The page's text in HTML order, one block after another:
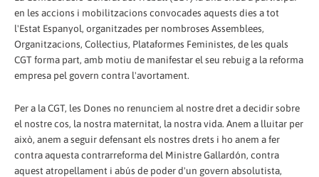
en les accions i mobilitzacions convocades aquests dies a tot
l'Estat Espanyol, organitzades per nombroses Assemblees,
Organitzacions, Col·lectius, Plataformes Feministes, de les quals
CGT forma part, amb motiu de manifestar el seu rebuig a la reforma
empresa pel govern contra l'avortament.
Per a la CGT, les Dones no renunciem al nostre dret a decidir sobre
el nostre cos, la nostra maternitat, la nostra vida. Anem a lluitar per
això, anem a seguir defensant els nostres drets i ho anem a fer
contra aquesta contrarreforma del Ministre Gallardón, contra
aquest atropellament i abús de poder d'un govern absolutista,